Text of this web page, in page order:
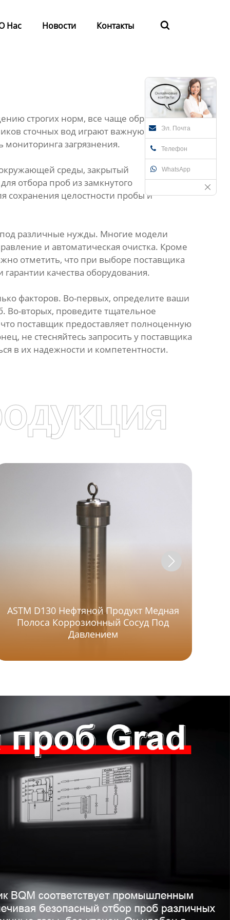
Нас Новости Контакты 
Эл. Почта
Телефон
WhatsApp
строгих норм, все чаще обращают
сточных вод играют важную роль в
мониторинга загрязнения.
среды, закрытый
отбора проб из замкнутого
сохранения целостности пробы и
различные нужды. Многие модели
и автоматическая очистка. Кроме
отметить, что при выборе поставщика
качества оборудования.
факторов. Во-первых, определите ваши
Во-вторых, проведите тщательное
поставщик предоставляет полноценную
не стесняйтесь запросить у поставщика
в их надежности и компетентности.
ASTM D130 Нефтяной Продукт Медная
Полоса Коррозионный Сосуд Под
Давлением